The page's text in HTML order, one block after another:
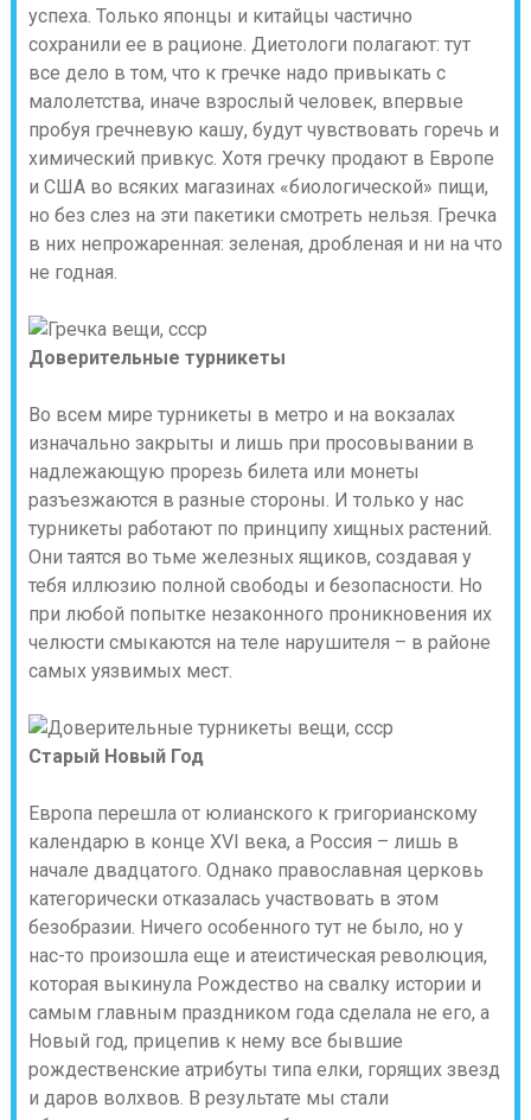
успеха. Только японцы и китайцы частично
сохранили ее в рационе. Диетологи полагают: тут
все дело в том, что к гречке надо привыкать с
малолетства, иначе взрослый человек, впервые
пробуя гречневую кашу, будут чувствовать горечь и
химический привкус. Хотя гречку продают в Европе
и США во всяких магазинах «биологической» пищи,
но без слез на эти пакетики смотреть нельзя. Гречка
в них непрожаренная: зеленая, дробленая и ни на что
не годная.
Доверительные турникеты
Во всем мире турникеты в метро и на вокзалах
изначально закрыты и лишь при просовывании в
надлежающую прорезь билета или монеты
разъезжаются в разные стороны. И только у нас
турникеты работают по принципу хищных растений.
Они таятся во тьме железных ящиков, создавая у
тебя иллюзию полной свободы и безопасности. Но
при любой попытке незаконного проникновения их
челюсти смыкаются на теле нарушителя – в районе
самых уязвимых мест.
Старый Новый Год
Европа перешла от юлианского к григорианскому
календарю в конце XVI века, а Россия – лишь в
начале двадцатого. Однако православная церковь
категорически отказалась участвовать в этом
безобразии. Ничего особенного тут не было, но у
нас-то произошла еще и атеистическая революция,
которая выкинула Рождество на свалку истории и
самым главным праздником года сделала не его, а
Новый год, прицепив к нему все бывшие
рождественские атрибуты типа елки, горящих звезд
и даров волхвов. В результате мы стали